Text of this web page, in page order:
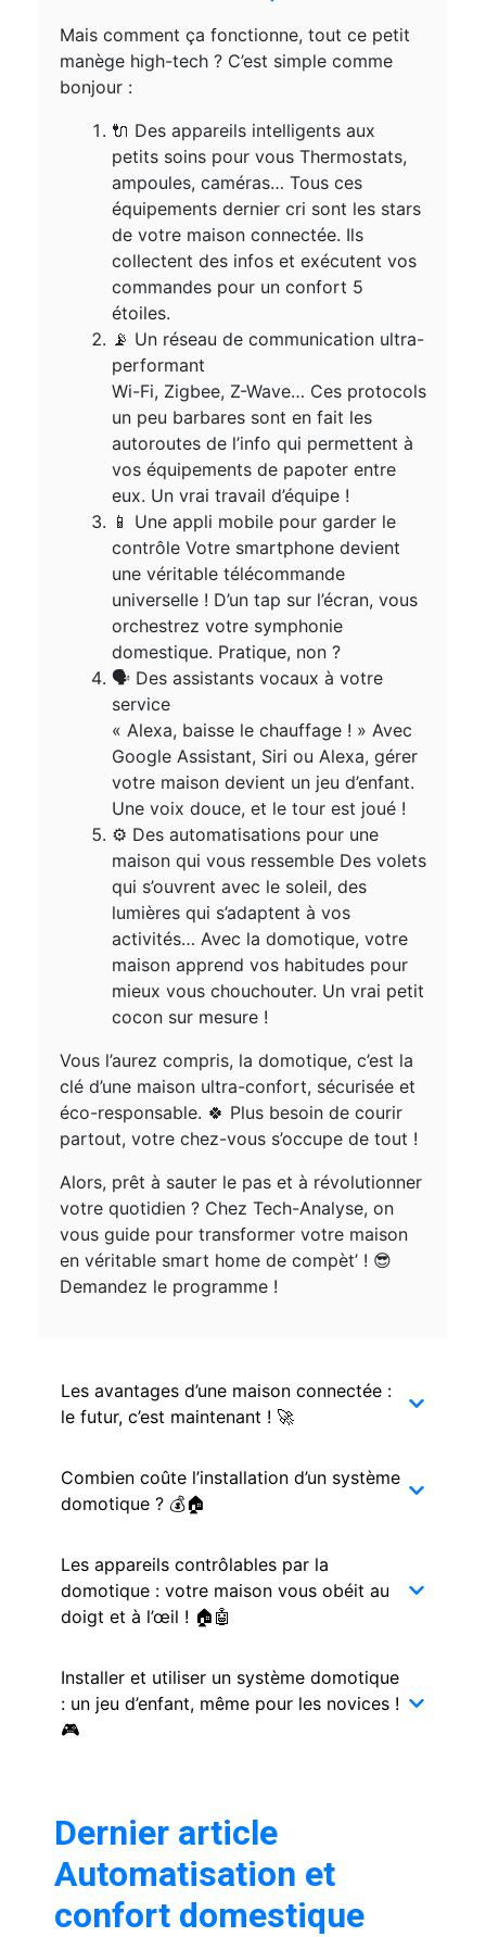
Mais comment ça fonctionne, tout ce petit
manège high-tech ? C’est simple comme
bonjour :
🔌 Des appareils intelligents aux
petits soins pour vous Thermostats,
ampoules, caméras… Tous ces
équipements dernier cri sont les stars
de votre maison connectée. Ils
collectent des infos et exécutent vos
commandes pour un confort 5
étoiles.
📡 Un réseau de communication ultra-
performant
Wi-Fi, Zigbee, Z-Wave… Ces protocols
un peu barbares sont en fait les
autoroutes de l’info qui permettent à
vos équipements de papoter entre
eux. Un vrai travail d’équipe !
📱 Une appli mobile pour garder le
contrôle Votre smartphone devient
une véritable télécommande
universelle ! D’un tap sur l’écran, vous
orchestrez votre symphonie
domestique. Pratique, non ?
🗣️ Des assistants vocaux à votre
service
« Alexa, baisse le chauffage ! » Avec
Google Assistant, Siri ou Alexa, gérer
votre maison devient un jeu d’enfant.
Une voix douce, et le tour est joué !
⚙️ Des automatisations pour une
maison qui vous ressemble Des volets
qui s’ouvrent avec le soleil, des
lumières qui s’adaptent à vos
activités… Avec la domotique, votre
maison apprend vos habitudes pour
mieux vous chouchouter. Un vrai petit
cocon sur mesure !
Vous l’aurez compris, la domotique, c’est la
clé d’une maison ultra-confort, sécurisée et
éco-responsable. 🍀 Plus besoin de courir
partout, votre chez-vous s’occupe de tout !
Alors, prêt à sauter le pas et à révolutionner
votre quotidien ? Chez Tech-Analyse, on
vous guide pour transformer votre maison
en véritable smart home de compèt’ ! 😎
Demandez le programme !
Les avantages d’une maison connectée :
le futur, c’est maintenant ! 🚀
Combien coûte l’installation d’un système
domotique ? 💰🏠
Les appareils contrôlables par la
domotique : votre maison vous obéit au
doigt et à l’œil ! 🏠🤖
Installer et utiliser un système domotique
: un jeu d’enfant, même pour les novices !
🎮
Dernier article
Automatisation et
confort domestique